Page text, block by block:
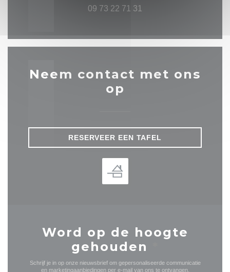
09 73 22 71 31
Neem contact met ons
op
RESERVEER EEN TAFEL
Word op de hoogte
gehouden
Schrijf je in op onze nieuwsbrief om gepersonaliseerde communicatie
en marketingaanbiedingen per e-mail van ons te ontvangen.